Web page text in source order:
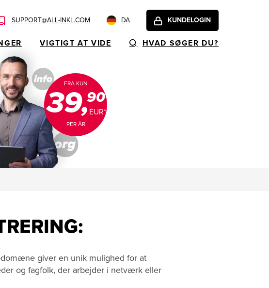
SUPPORT@ALL-INKL.COM DA KUNDELOGIN
VIGTIGT AT VIDE HVAD SØGER DU?
FRA KUN
39,EUR*
90
PER ÅR
giver en unik mulighed for at
og fagfolk, der arbejder i netværk eller